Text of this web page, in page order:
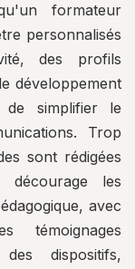
formateur
personnalisés
des profils
développement
de simplifier le
Trop
sont rédigées
les
avec
témoignages
dispositifs,